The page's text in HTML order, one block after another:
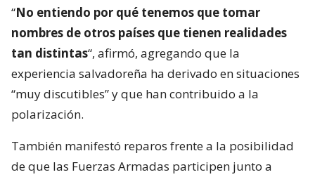
“No entiendo por qué tenemos que tomar
nombres de otros países que tienen realidades
tan distintas“, afirmó, agregando que la
experiencia salvadoreña ha derivado en situaciones
“muy discutibles” y que han contribuido a la
polarización.
También manifestó reparos frente a la posibilidad
de que las Fuerzas Armadas participen junto a